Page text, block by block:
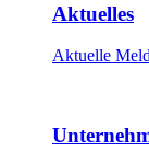
Aktuelles
Aktuelle